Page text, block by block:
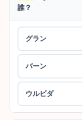
誰？
グラン
バーン
ウルビダ